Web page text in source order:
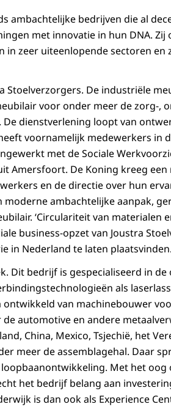
ambachtelijke bedrijven die al
met innovatie in hun DNA. Zij
zeer uiteenlopende sectoren en
Stoelverzorgers. De industriële
voor onder meer de zorg-,
dienstverlening loopt van
voornamelijk medewerkers in
met de Sociale
Amersfoort. De Koning kreeg
en de directie over hun
ambachtelijke aanpak,
‘Circulariteit van materialen
business-opzet van Joustra
in Nederland te laten plaatsvinden.
Dit bedrijf is gespecialiseerd in
als
van machinebouwer
automotive en andere
China, Mexico, Tsjechië, het
meer de assemblagehal. Daar
Met het
het bedrijf belang aan
is dan ook als Experience